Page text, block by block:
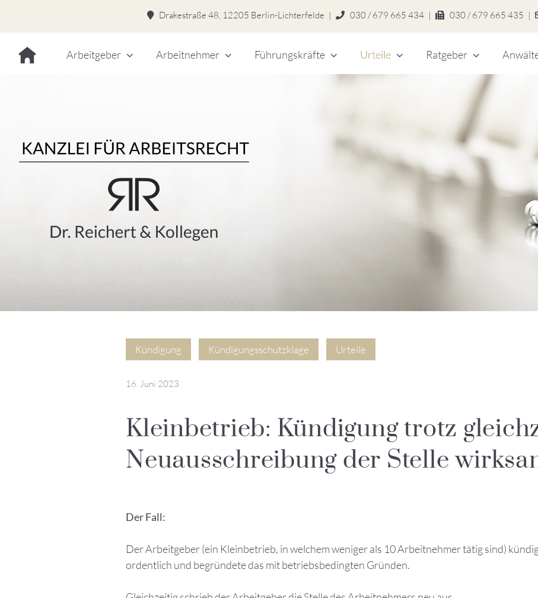
Drakestraße 48, 12205 Berlin-Lichterfelde | 030 / 679 665 434 | 030 / 679 665 435 |
Arbeitgeber Arbeitnehmer Führungskräfte Urteile Ratgeber
Dr.
Reichert
Kündigung Kündigungsschutzklage Urteile
16. Juni 2023
Kleinbetrieb: Kündigung trotz
Neuausschreibung der Stelle
Der Fall:
Der Arbeitgeber (ein Kleinbetrieb, in welchem weniger als 10 Arbeitnehmer tätig sind)
ordentlich und begründete das mit betriebsbedingten Gründen.